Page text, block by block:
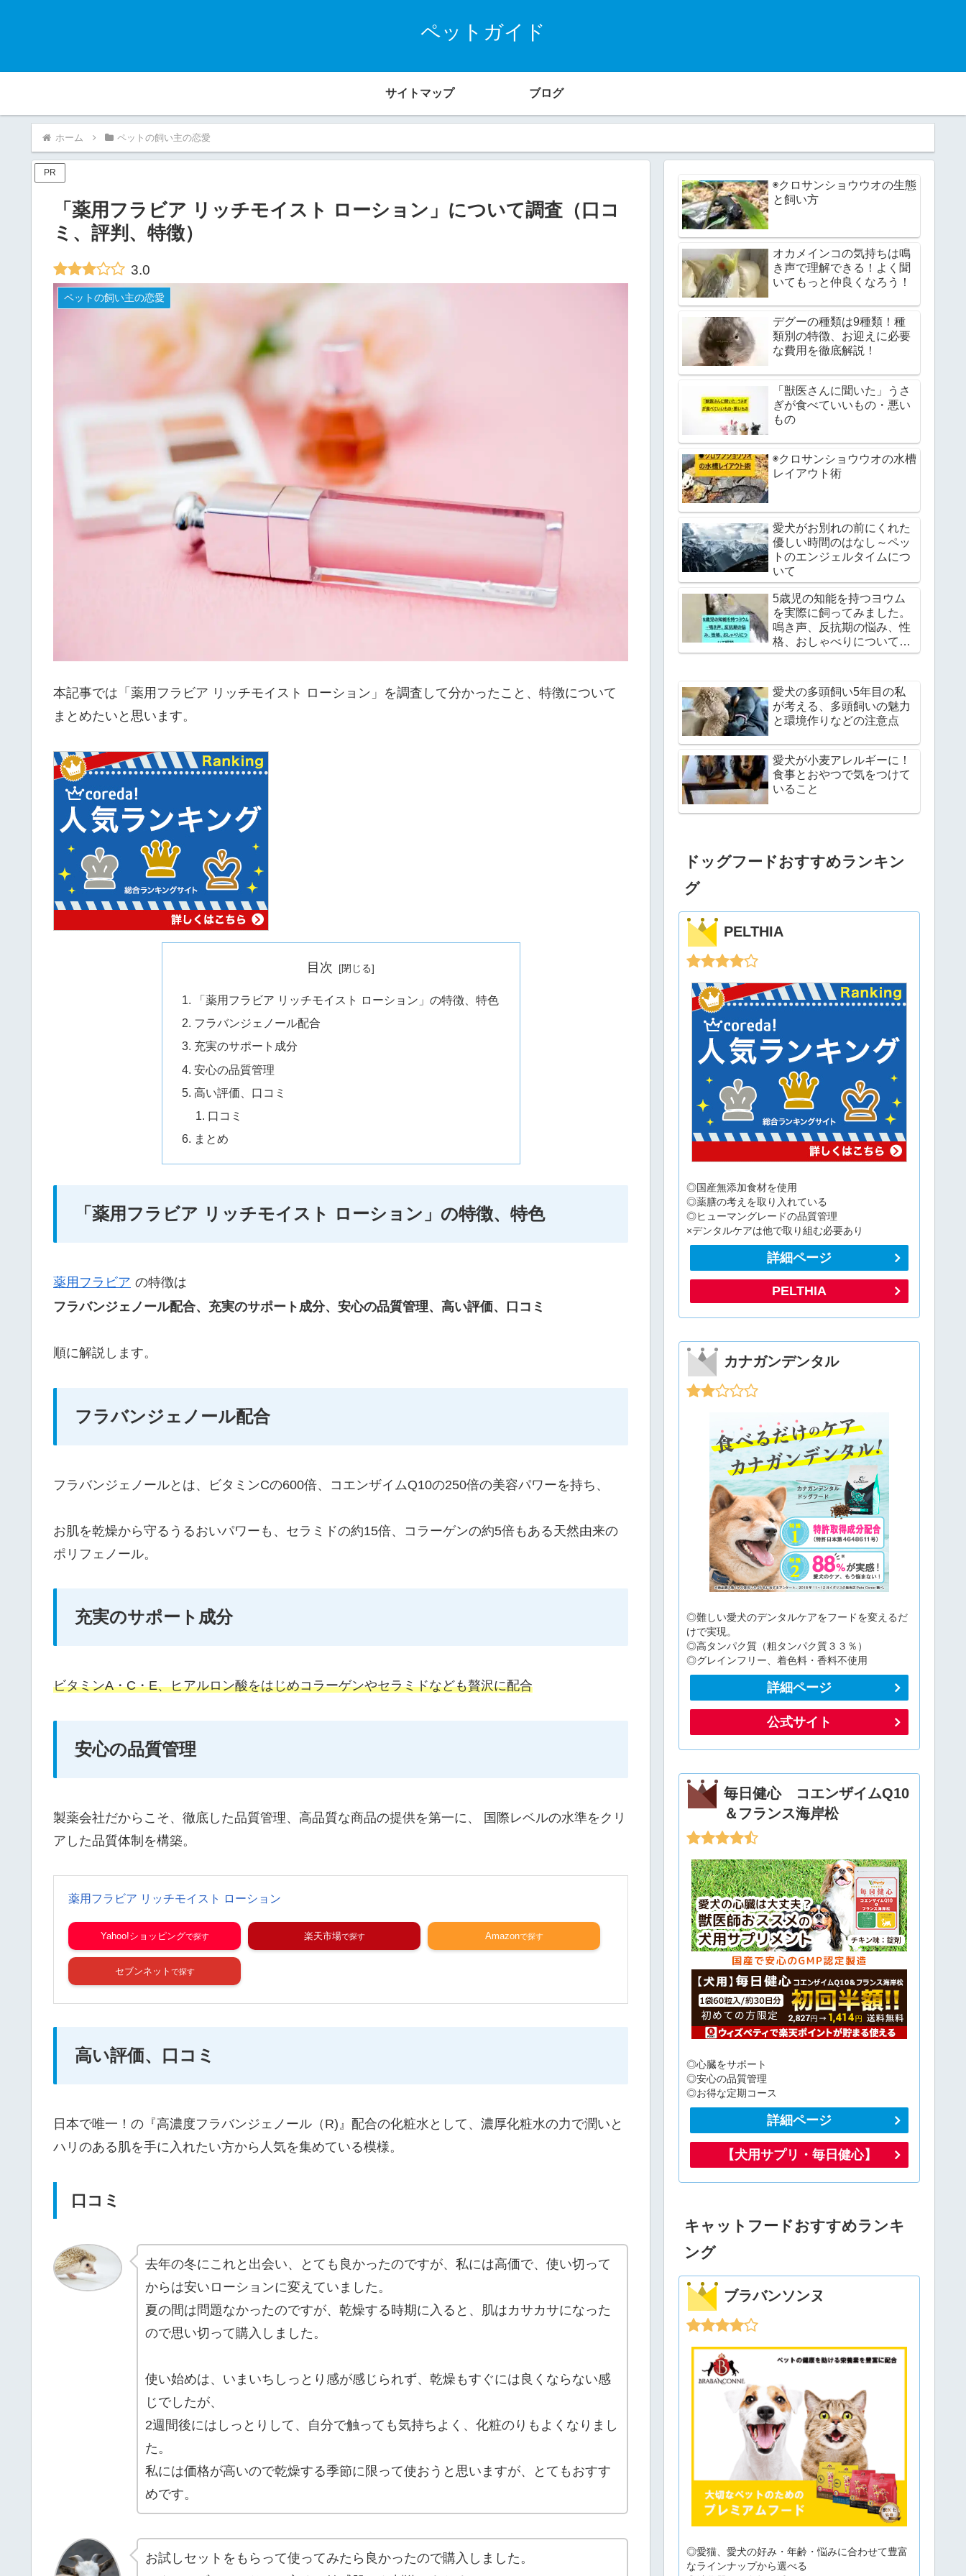
ペットガイド
サイトマップ ブログ
ホーム ペットの飼い主の恋愛
PR
「薬用フラビア リッチモイスト ローション」について調査（口コ
ミ、評判、特徴）
3.0
ペットの飼い主の恋愛
本記事では「薬用フラビア リッチモイスト ローション」を調査して分かったこと、特徴について
まとめたいと思います。
目次
「薬用フラビア リッチモイスト ローション」の特徴、特色
フラバンジェノール配合
充実のサポート成分
安心の品質管理
高い評価、口コミ
口コミ
まとめ
「薬用フラビア リッチモイスト ローション」の特徴、特色
薬用フラビア の特徴は
フラバンジェノール配合、充実のサポート成分、安心の品質管理、高い評価、口コミ
順に解説します。
フラバンジェノール配合
フラバンジェノールとは、ビタミンCの600倍、コエンザイムQ10の250倍の美容パワーを持ち、
お肌を乾燥から守るうるおいパワーも、セラミドの約15倍、コラーゲンの約5倍もある天然由来の
ポリフェノール。
充実のサポート成分
ビタミンA・C・E、ヒアルロン酸をはじめコラーゲンやセラミドなども贅沢に配合
安心の品質管理
製薬会社だからこそ、徹底した品質管理、高品質な商品の提供を第一に、 国際レベルの水準をクリ
アした品質体制を構築。
薬用フラビア リッチモイスト ローション
Yahoo!ショッピング 楽天市場 Amazon
セブンネット
高い評価、口コミ
日本で唯一！の『高濃度フラバンジェノール（R)』配合の化粧水として、濃厚化粧水の力で潤いと
ハリのある肌を手に入れたい方から人気を集めている模様。
口コミ
去年の冬にこれと出会い、とても良かったのですが、私には高価で、使い切って
からは安いローションに変えていました。
夏の間は問題なかったのですが、乾燥する時期に入ると、肌はカサカサになった
ので思い切って購入しました。
使い始めは、いまいちしっとり感が感じられず、乾燥もすぐには良くならない感
じでしたが、
2週間後にはしっとりして、自分で触っても気持ちよく、化粧のりもよくなりまし
た。
私には価格が高いので乾燥する季節に限って使おうと思いますが、とてもおすす
めです。
お試しセットをもらって使ってみたら良かったので購入しました。
◉クロサンショウウオの生態
と飼い方
オカメインコの気持ちは鳴
き声で理解できる！よく聞
いてもっと仲良くなろう！
デグーの種類は9種類！種
類別の特徴、お迎えに必要
な費用を徹底解説！
「獣医さんに聞いた」うさ
ぎが食べていいもの・悪い
もの
◉クロサンショウウオの水槽
レイアウト術
愛犬がお別れの前にくれた
優しい時間のはなし～ペッ
トのエンジェルタイムにつ
いて
5歳児の知能を持つヨウム
を実際に飼ってみました。
鳴き声、反抗期の悩み、性
格、おしゃべりについて解
説
愛犬の多頭飼い5年目の私
が考える、多頭飼いの魅力
と環境作りなどの注意点
愛犬が小麦アレルギーに！
食事とおやつで気をつけて
いること
ドッグフードおすすめランキン
グ
PELTHIA
◎国産無添加食材を使用
◎薬膳の考えを取り入れている
◎ヒューマングレードの品質管理
×デンタルケアは他で取り組む必要あり
詳細ページ
PELTHIA
カナガンデンタル
◎難しい愛犬のデンタルケアをフードを変えるだ
けで実現。
◎高タンパク質（粗タンパク質３３％）
◎グレインフリー、着色料・香料不使用
詳細ページ
公式サイト
毎日健心 コエンザイムQ10
＆フランス海岸松
◎心臓をサポート
◎安心の品質管理
◎お得な定期コース
詳細ページ
【犬用サプリ・毎日健心】
キャットフードおすすめランキ
ング
ブラバンソンヌ
◎愛猫、愛犬の好み・年齢・悩みに合わせて豊富
なラインナップから選べる